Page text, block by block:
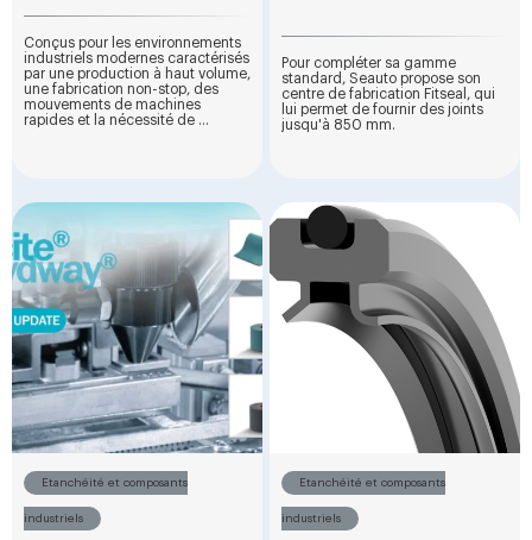
Conçus pour les environnements
industriels modernes caractérisés
par une production à haut volume,
une fabrication non-stop, des
mouvements de machines
rapides et la nécessité de ...
Pour compléter sa gamme
standard, Seauto propose son
centre de fabrication Fitseal, qui
lui permet de fournir des joints
jusqu'à 850 mm.
Etanchéité et composants
industriels
Etanchéité et composants
industriels